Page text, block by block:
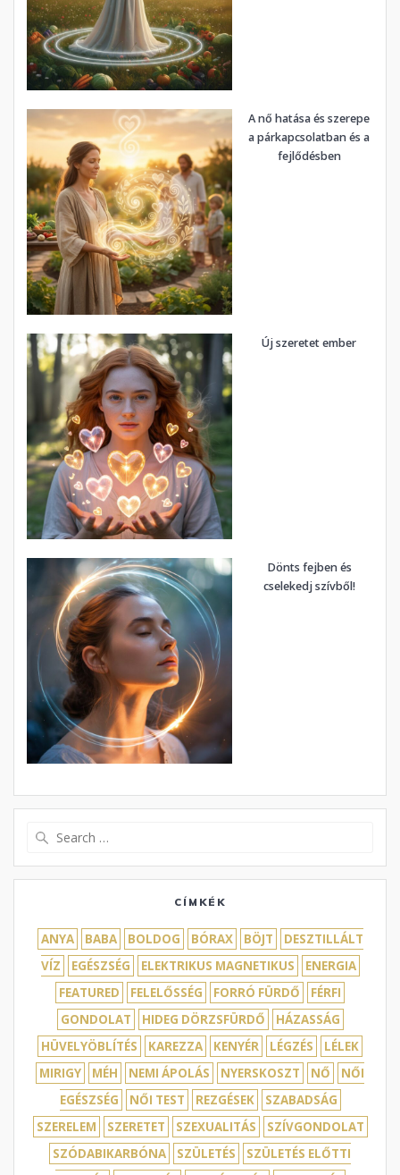
A nő hatása és szerepe
a párkapcsolatban és a
fejlődésben
Új szeretet ember
Dönts fejben és
cselekedj szívből!
CÍMKÉK
ANYA BABA BOLDOG BÓRAX BÖJT
DESZTILLÁLT
VÍZ
EGÉSZSÉG ELEKTRIKUS MAGNETIKUS
ENERGIA
FEATURED
FELELŐSSÉG FORRÓ FÜRDŐ
FÉRFI
GONDOLAT
HIDEG DÖRZSFÜRDŐ
HÁZASSÁG
HÜVELYÖBLÍTÉS
KAREZZA KENYÉR LÉGZÉS
LÉLEK
MIRIGY
MÉH NEMI ÁPOLÁS NYERSKOSZT NŐ
NŐI
EGÉSZSÉG
NŐI TEST REZGÉSEK
SZABADSÁG
SZERELEM
SZERETET SZEXUALITÁS
SZÍVGONDOLAT
SZÓDABIKARBÓNA
SZÜLETÉS
SZÜLETÉS ELŐTTI